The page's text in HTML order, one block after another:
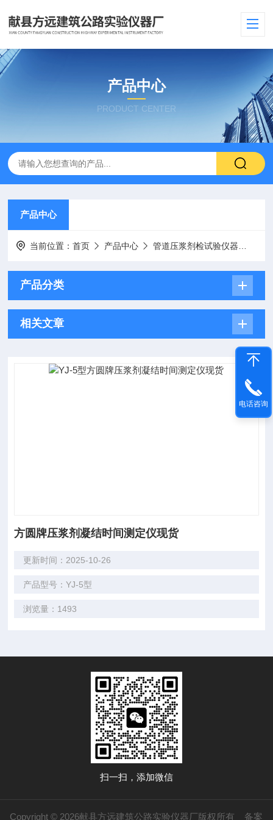
产品中心
PRODUCT CENTER
产品中心
当前位置：首页 产品中心 管道压浆剂检试验仪器
产品分类
相关文章
方圆牌压浆剂凝结时间测定仪现货
更新时间：2025-10-26
产品型号：YJ-5型
浏览量：1493
扫一扫，添加微信
Copyright © 2026献县方远建筑公路实验仪器厂版权所有 备案
电话咨询